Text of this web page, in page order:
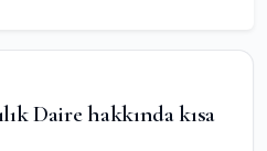
Daire hakkında kısa